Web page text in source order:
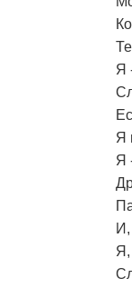
Я
Я
Я
И,
Я,